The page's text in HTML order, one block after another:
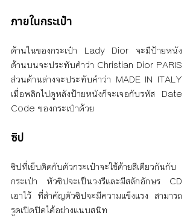
ภายในกระเป๋า
ด้านในของกระเป๋า Lady Dior จะมีป้ายหนัง
ด้านบนจะประทับคำว่า Christian Dior PARIS
ส่วนด้านล่างจะประทับคำว่า MADE IN ITALY
เมื่อพลิกไปดูหลังป้ายหนังก็จะเจอกับรหัส Date
Code ของกระเป๋าด้วย
ซิป
ซิปที่เย็บติดกับตัวกระเป๋าจะใช้ด้ายสีเดียวกันกับ
กระเป๋า หัวซิปจะเป็นวงรีและมีสลักอักษร CD
เอาไว้ ที่สำคัญตัวซิปจะมีความแข็งแรง สามารถ
รูดเปิดปิดได้อย่างแนบสนิท